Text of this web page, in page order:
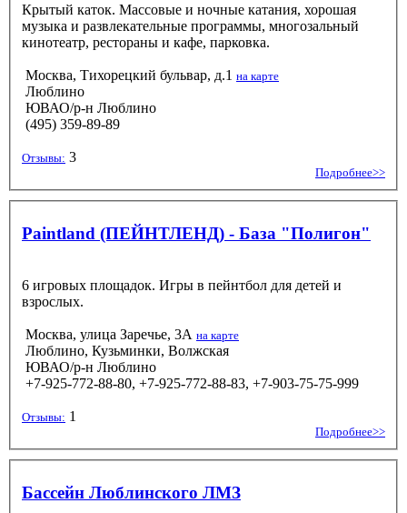
Крытый каток. Массовые и ночные катания, хорошая
музыка и развлекательные программы, многозальный
кинотеатр, рестораны и кафе, парковка.
Москва, Тихорецкий бульвар, д.1 на карте
Люблино
ЮВАО/р-н Люблино
(495) 359-89-89
Отзывы: 3
Подробнее>>
Paintland (ПЕЙНТЛЕНД) - База "Полигон"
6 игровых площадок. Игры в пейнтбол для детей и
взрослых.
Москва, улица Заречье, 3А на карте
Люблино, Кузьминки, Волжская
ЮВАО/р-н Люблино
+7-925-772-88-80, +7-925-772-88-83, +7-903-75-75-999
Отзывы: 1
Подробнее>>
Бассейн Люблинского ЛМЗ